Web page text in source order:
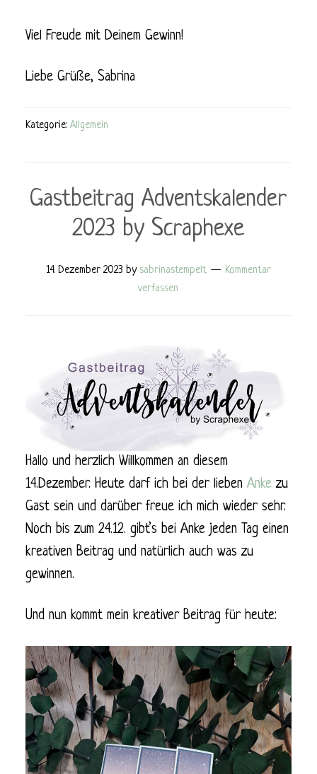
Viel Freude mit Deinem Gewinn!
Liebe Grüße, Sabrina
Kategorie: Allgemein
Gastbeitrag Adventskalender
2023 by Scraphexe
14. Dezember 2023 by sabrinastempelt
Kommentar
verfassen
Hallo und herzlich Willkommen an diesem
14.Dezember. Heute darf ich bei der lieben Ankezu
Gast sein und darüber freue ich mich wieder sehr.
Noch bis zum 24.12. gibt’s bei Anke jeden Tag einen
kreativen Beitrag und natürlich auch was zu
gewinnen.
Und nun kommt mein kreativer Beitrag für heute: